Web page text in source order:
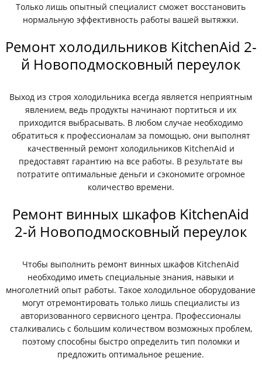
Только лишь опытный специалист сможет восстановить
нормальную эффективность работы вашей вытяжки.
Ремонт холодильников KitchenAid 2-
й Новоподмосковный переулок
Выход из строя холодильника всегда является неприятным
явлением, ведь продукты начинают портиться и их
приходится выбрасывать. В любом случае необходимо
обратиться к профессионалам за помощью, они выполнят
качественный ремонт холодильников KitchenAid и
предоставят гарантию на все работы. В результате вы
потратите оптимальные деньги и сэкономите огромное
количество времени.
Ремонт винных шкафов KitchenAid
2-й Новоподмосковный переулок
Чтобы выполнить ремонт винных шкафов KitchenAid
необходимо иметь специальные знания, навыки и
многолетний опыт работы. Такое холодильное оборудование
могут отремонтировать только лишь специалисты из
авторизованного сервисного центра. Профессионалы
сталкивались с большим количеством возможных проблем,
поэтому способны быстро определить тип поломки и
предложить оптимальное решение.